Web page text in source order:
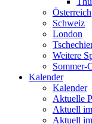
Österreich
Schweiz
London
Weitere
Sommer-
Kalender
Kalender
Aktuelle
Aktuell
Aktuell